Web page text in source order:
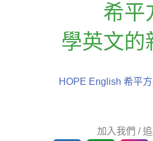
希平
學英文的
HOPE English 希平
加入我們 / 追